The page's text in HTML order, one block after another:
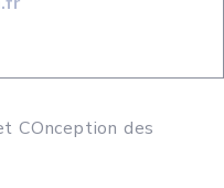
COnception des